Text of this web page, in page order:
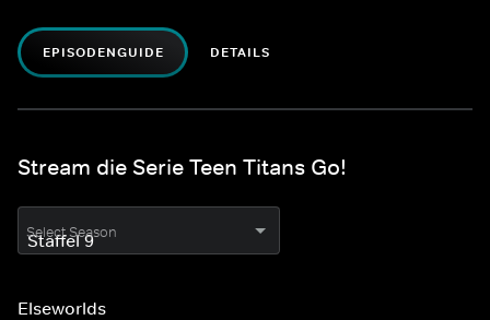
EPISODENGUIDE DETAILS
Stream die Serie Teen Titans Go!
Select Season
Elseworlds